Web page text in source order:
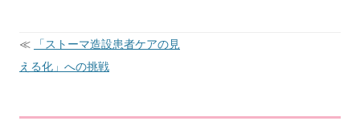
投
稿
ナ
ー
≪
「ストーマ造設患者ケアの見
える化」への挑戦